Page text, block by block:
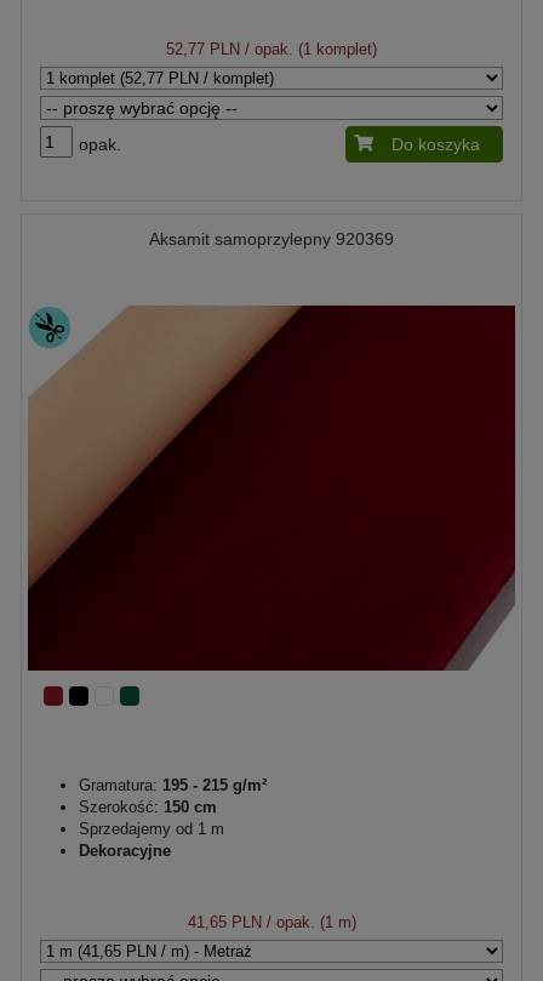
52,77 PLN / opak. (1 komplet)
opak. Do koszyka
Aksamit samoprzylepny 920369
Gramatura: 195 - 215 g/m²
Szerokość: 150 cm
Sprzedajemy od 1 m
Dekoracyjne
41,65 PLN / opak. (1 m)